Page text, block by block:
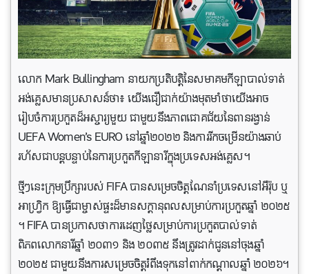
លោក Mark Bullingham នាយកប្រតិបត្តិនៃសមាគមកីឡាបាល់ទាត់
អង់គ្លេសមានប្រសាសន៍ថា៖ យើងជឿជាក់យ៉ាងមុតមាំថាយើងអាច
រៀបចំការប្រកួតដ៏អស្ចារ្យមួយ ជាមួយនឹងភាពជោគជ័យនៃពានរង្វាន់
UEFA Women’s EURO នៅឆ្នាំ២០២២ និងការរីកចម្រើនយ៉ាងឆាប់
រហ័សជាបន្តបន្ទាប់នៃការប្រកួតកីឡានារីក្នុងប្រទេសអង់គ្លេស។
ថ្មីៗនេះក្រុមប្រឹក្សារបស់ FIFA បានសម្រេចចិត្តណែនាំប្រទេសនៅអឺរ៉ុប ឬ
អាហ្រ្វិក ឱ្យធ្វើជាម្ចាស់ផ្ទះដ៏មានសក្តានុពលសម្រាប់ការប្រកួតឆ្នាំ ២០២៥
។ FIFA បានប្រកាសថាការដេញថ្លៃសម្រាប់ការប្រកួតបាល់ទាត់
ពិភពលោកនារីឆ្នាំ ២០៣១ និង ២០៣៥ នឹងត្រូវដាក់ជូននៅចុងឆ្នាំ
២០២៥ ជាមួយនឹងការសម្រេចចិត្តរំពឹងទុកនៅពាក់កណ្តាលឆ្នាំ ២០២៦។